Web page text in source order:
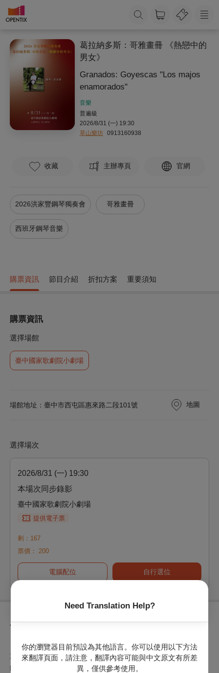
Need Translation Help?
你的瀏覽器目前預設為其他語言。你可以使用以下方法
來翻譯頁面，請注意，翻譯內容可能與中文原文有所差
異，僅供參考使用。
葛拉納多斯：哥雅畫冊 《熱戀中的
男女》
Granados: Goyescas "Los majos
enamorados"
音樂
普遍級
2026/8/31 (一) 19:30
草山樂坊 0913160938
收藏 主辦專頁 官網
2026洪家豐鋼琴獨奏會 哥雅畫冊
西班牙鋼琴音樂
購票資訊 節目介紹 折扣方案 重要須知
購票資訊
選擇場館
臺中國家歌劇院小劇場
場館地址：臺中市西屯區惠來路二段101號 地圖
選擇場次
2026/8/31 (一) 19:30
本場次同步錄影
臺中國家歌劇院小劇場
提供電子票
剩：167
票價：
200
電腦配位 自行選位
節目介紹
《哥雅畫冊》融合了西班牙大量歌曲、舞蹈的風格，是作曲家
葛拉納多斯的代表作，也是西班牙鋼琴音樂的代表作品之一。
鋼琴家洪家豐希望能藉由這場音樂會，向聽眾介紹這部作品，